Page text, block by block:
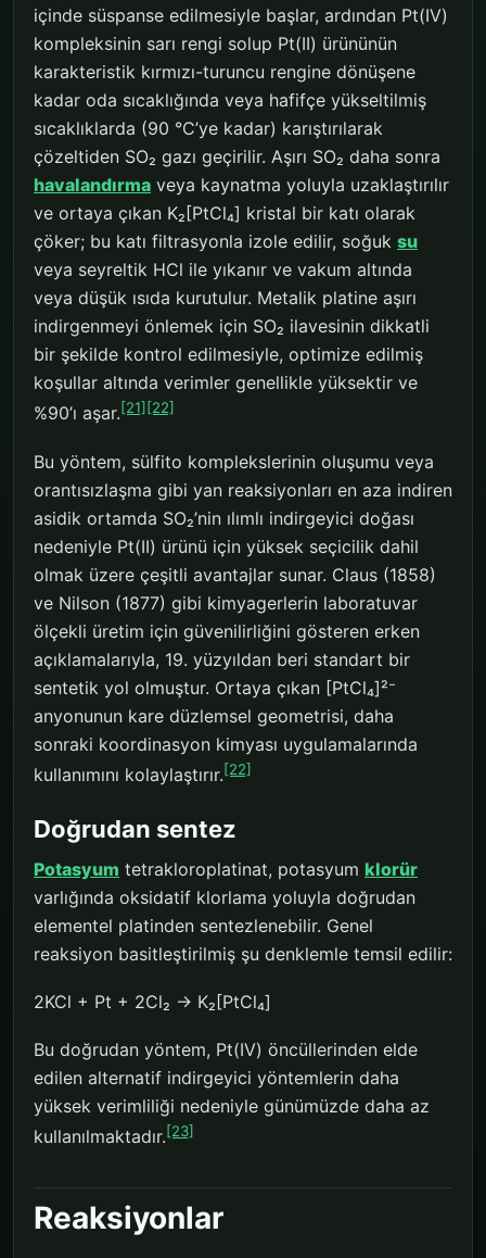
içinde süspanse edilmesiyle başlar, ardından Pt(IV)
kompleksinin sarı rengi solup Pt(II) ürününün
karakteristik kırmızı-turuncu rengine dönüşene
kadar oda sıcaklığında veya hafifçe yükseltilmiş
sıcaklıklarda (90 °C’ye kadar) karıştırılarak
çözeltiden SO₂ gazı geçirilir. Aşırı SO₂ daha sonra
havalandırma veya kaynatma yoluyla uzaklaştırılır
ve ortaya çıkan K₂[PtCl₄] kristal bir katı olarak
çöker; bu katı filtrasyonla izole edilir, soğuk su
veya seyreltik HCl ile yıkanır ve vakum altında
veya düşük ısıda kurutulur. Metalik platine aşırı
indirgenmeyi önlemek için SO₂ ilavesinin dikkatli
bir şekilde kontrol edilmesiyle, optimize edilmiş
koşullar altında verimler genellikle yüksektir ve
%90’ı aşar.[21] [22]
Bu yöntem, sülfito komplekslerinin oluşumu veya
orantısızlaşma gibi yan reaksiyonları en aza indiren
asidik ortamda SO₂’nin ılımlı indirgeyici doğası
nedeniyle Pt(II) ürünü için yüksek seçicilik dahil
olmak üzere çeşitli avantajlar sunar. Claus (1858)
ve Nilson (1877) gibi kimyagerlerin laboratuvar
ölçekli üretim için güvenilirliğini gösteren erken
açıklamalarıyla, 19. yüzyıldan beri standart bir
sentetik yol olmuştur. Ortaya çıkan [PtCl₄]²⁻
anyonunun kare düzlemsel geometrisi, daha
sonraki koordinasyon kimyası uygulamalarında
kullanımını kolaylaştırır.[22]
Doğrudan sentez
Potasyum tetrakloroplatinat, potasyum klorür
varlığında oksidatif klorlama yoluyla doğrudan
elementel platinden sentezlenebilir. Genel
reaksiyon basitleştirilmiş şu denklemle temsil edilir:
2KCl + Pt + 2Cl₂ → K₂[PtCl₄]
Bu doğrudan yöntem, Pt(IV) öncüllerinden elde
edilen alternatif indirgeyici yöntemlerin daha
yüksek verimliliği nedeniyle günümüzde daha az
kullanılmaktadır.[23]
Reaksiyonlar